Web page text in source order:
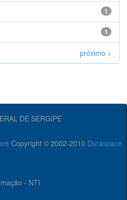
1
1
próximo >
DE SERGIPE
Copyright © 2002-2010 Duraspace
- NTI